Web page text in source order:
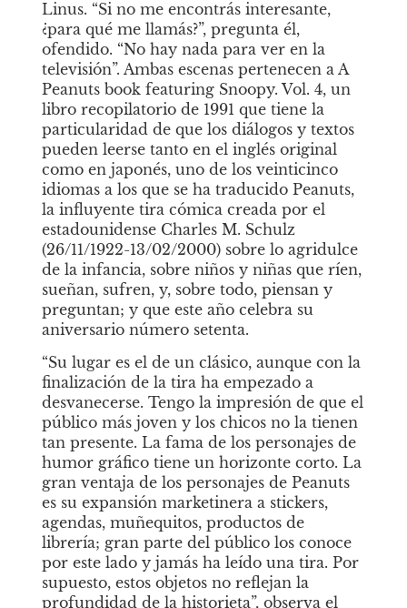
Linus. “Si no me encontrás interesante,
¿para qué me llamás?”, pregunta él,
ofendido. “No hay nada para ver en la
televisión”. Ambas escenas pertenecen a A
Peanuts book featuring Snoopy. Vol. 4, un
libro recopilatorio de 1991 que tiene la
particularidad de que los diálogos y textos
pueden leerse tanto en el inglés original
como en japonés, uno de los veinticinco
idiomas a los que se ha traducido Peanuts,
la influyente tira cómica creada por el
estadounidense Charles M. Schulz
(26/11/1922-13/02/2000) sobre lo agridulce
de la infancia, sobre niños y niñas que ríen,
sueñan, sufren, y, sobre todo, piensan y
preguntan; y que este año celebra su
aniversario número setenta.
“Su lugar es el de un clásico, aunque con la
finalización de la tira ha empezado a
desvanecerse. Tengo la impresión de que el
público más joven y los chicos no la tienen
tan presente. La fama de los personajes de
humor gráfico tiene un horizonte corto. La
gran ventaja de los personajes de Peanuts
es su expansión marketinera a stickers,
agendas, muñequitos, productos de
librería; gran parte del público los conoce
por este lado y jamás ha leído una tira. Por
supuesto, estos objetos no reflejan la
profundidad de la historieta”, observa el